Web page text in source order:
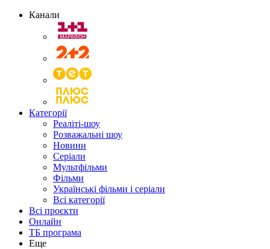
Канали
Категорії
Реаліті-шоу
Розважальні шоу
Новини
Серіали
Мультфільми
Фільми
Українські фільми і серіали
Всі категорії
Всі проєкти
Онлайн
ТБ програма
Еще